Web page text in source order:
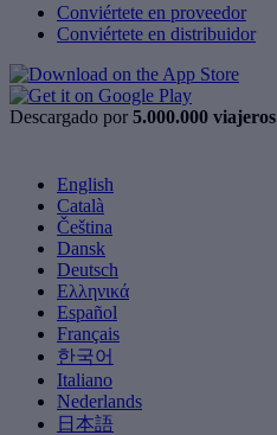
Conviértete en proveedor
Conviértete en distribuidor
Descargado por 5.000.000 viajeros
English
Català
Čeština
Dansk
Deutsch
Ελληνικά
Español
Français
한국어
Italiano
Nederlands
日本語